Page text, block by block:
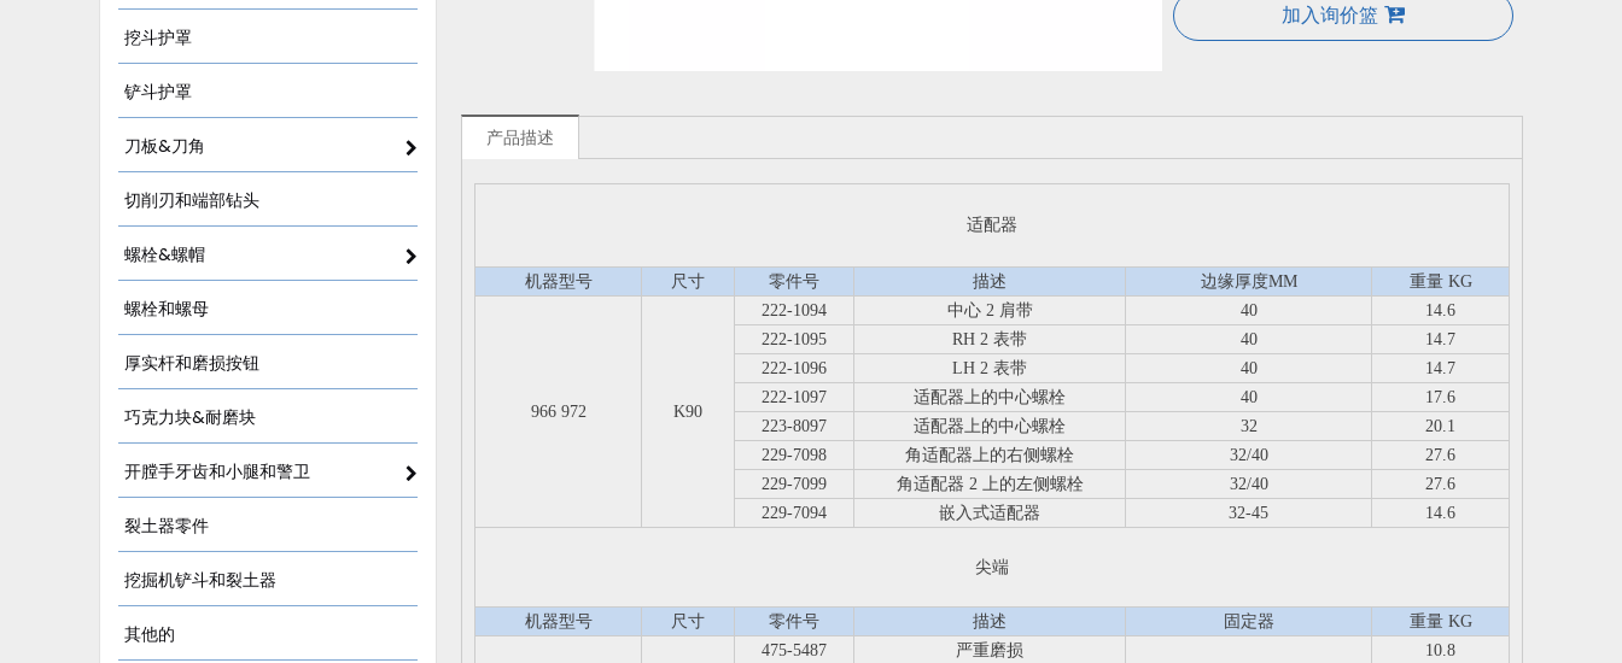
挖斗护罩
铲斗护罩
刀板&刀角
切削刃和端部钻头
螺栓&螺帽
螺栓和螺母
厚实杆和磨损按钮
巧克力块&耐磨块
开膛手牙齿和小腿和警卫
裂土器零件
挖掘机铲斗和裂土器
其他的
加入询价篮
产品描述
适配器
机器型号 尺寸 零件号 描述 边缘厚度MM 重量 KG
966 972 K90
222-1094 中心 2 肩带 40
14.6
222-1095
RH 2 表带 40
14.7
222-1096
LH 2 表带 40
14.7
222-1097
适配器上的中心螺栓 40
17.6
223-8097
适配器上的中心螺栓 32
20.1
229-7098
角适配器上的右侧螺栓 32/40
27.6
229-7099
角适配器 2 上的左侧螺栓 32/40
27.6
229-7094
嵌入式适配器 32-45 14.6
尖端
机器型号 尺寸 零件号 描述 固定器 重量 KG
475-5487 严重磨损
10.8